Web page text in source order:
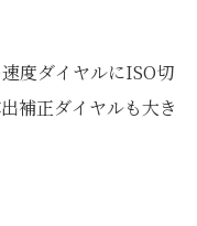
度ダイヤルにISO切
補正ダイヤルも大き